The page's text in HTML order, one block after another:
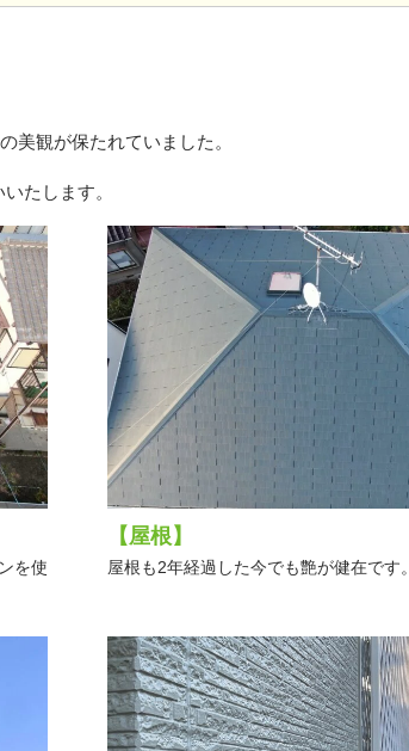
美観が保たれていました。
たします。
を使
【屋根】
屋根も2年経過した今でも艶が健在です。